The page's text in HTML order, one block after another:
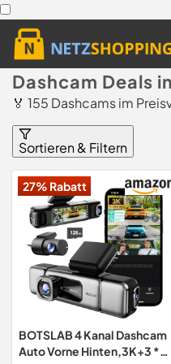
Dashcam Deals
🏅 155 Dashcams im
Sortieren & Filtern
27% Rabatt
BOTSLAB 4 Kanal Dashcam
Auto Vorne Hinten,3K+3 *